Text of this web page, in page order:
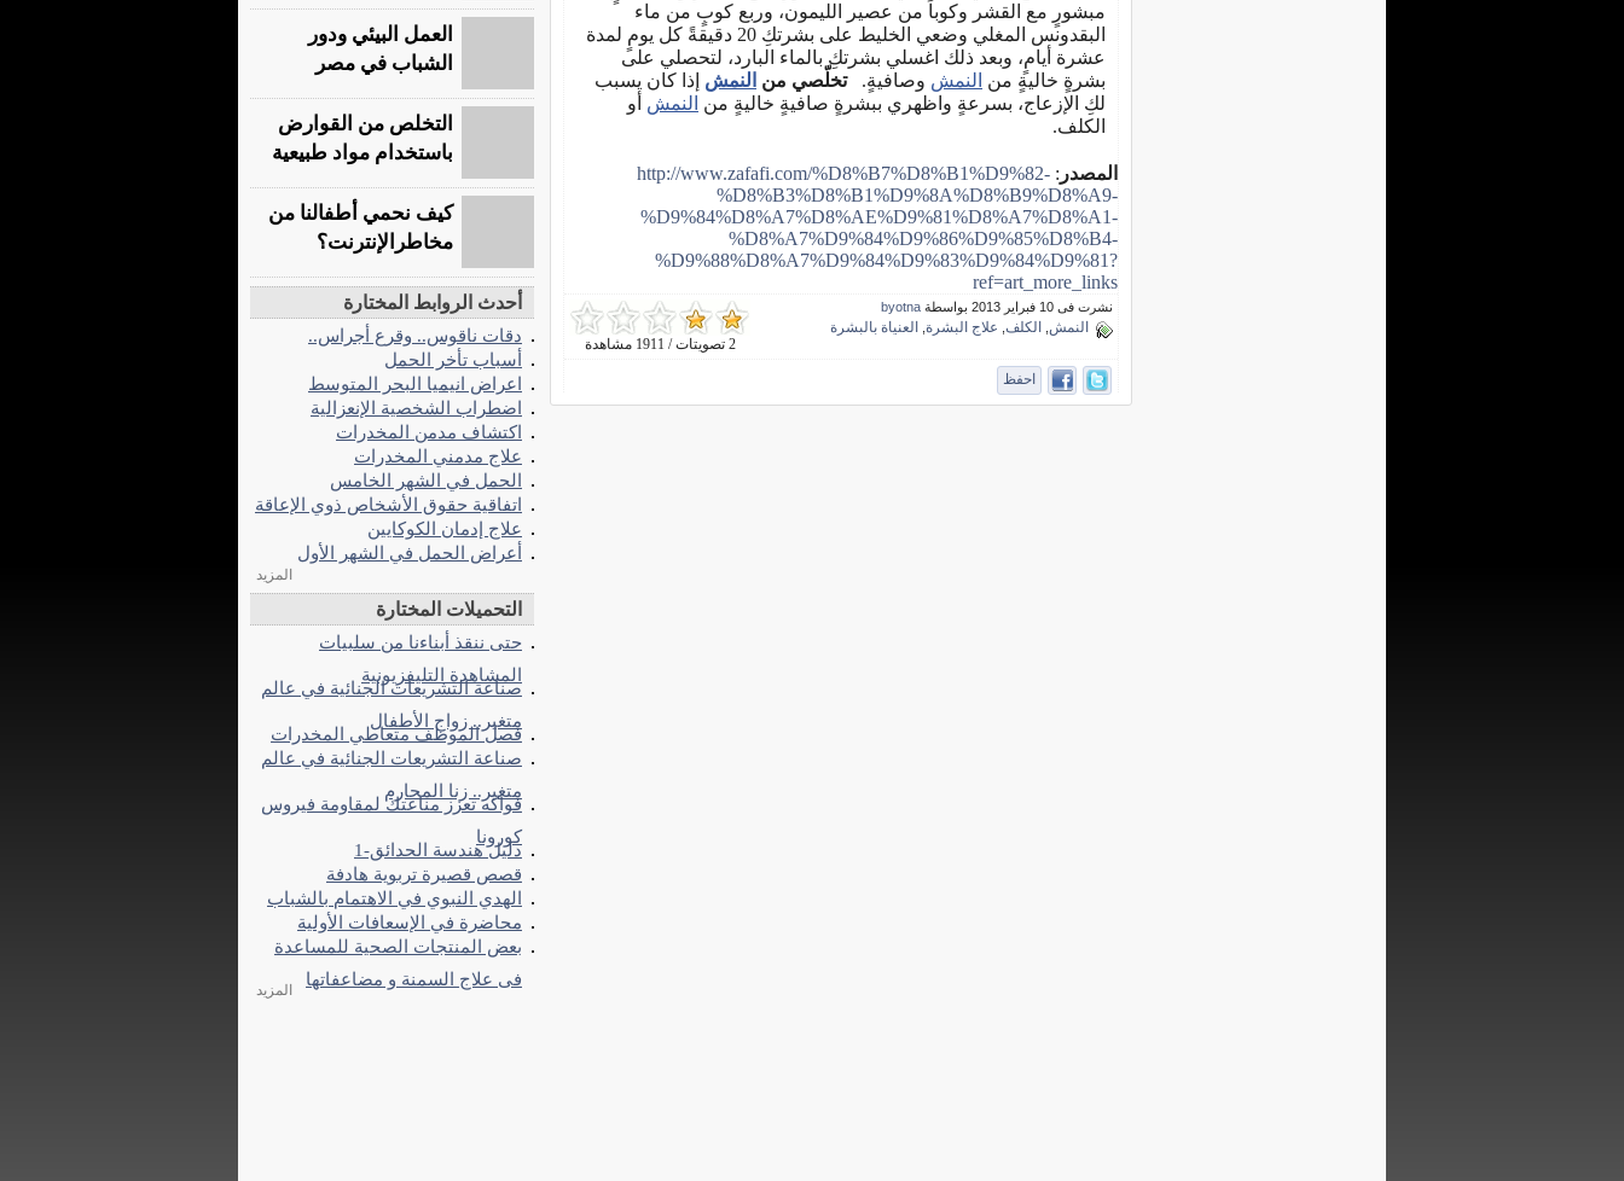
مبشورٍ مع القشر وكوباً من عصير الليمون، وربع كوبٍ من ماء
البقدونس المغلي وضعي الخليط على بشرتكِ 20 دقيقةً كل يومٍ لمدة
عشرة أيامٍ، وبعد ذلك اغسلي بشرتكِ بالماء البارد، لتحصلي على
بشرةٍ خاليةٍ من النمش وصافيةٍ.تخلّصي من النمش إذا كان يسبب
لكِ الإزعاج، بسرعةٍ واظهري ببشرةٍ صافيةٍ خاليةٍ من النمش أو
الكلف.
المصدر :
http://www.zafafi.com/%D8%B7%D8%B1%D9%82-
%D8%B3%D8%B1%D9%8A%D8%B9%D8%A9-
%D9%84%D8%A7%D8%AE%D9%81%D8%A7%D8%A1-
%D8%A7%D9%84%D9%86%D9%85%D8%B4-
%D9%88%D8%A7%D9%84%D9%83%D9%84%D9%81?
ref=art_more_links
2 تصويتات / 1911 مشاهدة
نشرت فى 10 فبراير 2013 بواسطة byotna
النمش الكلف علاج البشرة العنياة بالبشرة
احفظ
العمل البيئي ودور
الشباب في مصر
التخلص من القوارض
باستخدام مواد طبيعية
كيف نحمي أطفالنا من
مخاطرالإنترنت؟
أحدث الروابط المختارة
دقات ناقوس.. وقرع أجراس..
أسباب تأخر الحمل
اعراض انيميا البحر المتوسط
اضطراب الشخصية الإنعزالية
اكتشاف مدمن المخدرات
علاج مدمني المخدرات
الحمل في الشهر الخامس
اتفاقية حقوق الأشخاص ذوي الإعاقة
علاج إدمان الكوكايين
أعراض الحمل في الشهر الأول
المزيد
التحميلات المختارة
حتى ننقذ أبناءنا من سلبيات
المشاهدة التليفزيونية
صناعة التشريعات الجنائية في عالم
متغير.. زواج الأطفال
فصل الموظف متعاطي المخدرات
صناعة التشريعات الجنائية في عالم
متغير.. زنا المحارم
فواكه تعزز مناعتك لمقاومة فيروس
كورونا
دليل هندسة الحدائق-1
قصص قصيرة تربوية هادفة
الهدي النبوي في الاهتمام بالشباب
محاضرة في الإسعافات الأولية
بعض المنتجات الصحية للمساعدة
فى علاج السمنة و مضاعفاتها
المزيد